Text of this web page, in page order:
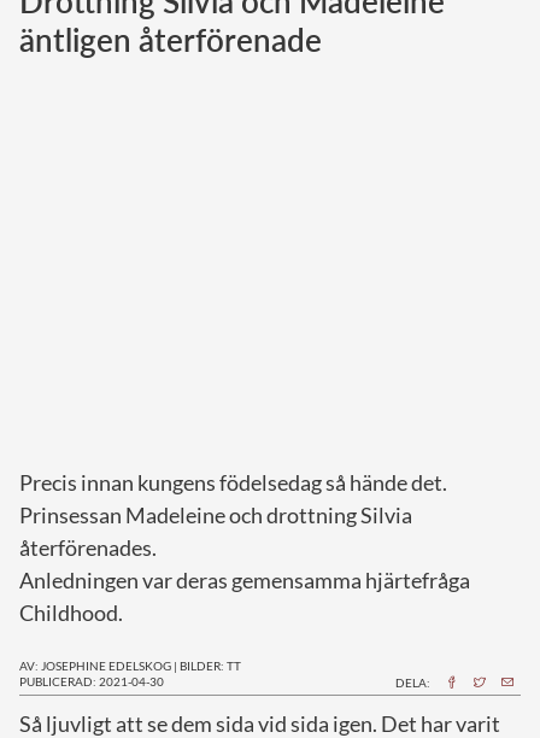
Norska kungahuset
äntligen återförenade
Precis innan kungens födelsedag så hände det.
Prinsessan Madeleine och drottning Silvia
återförenades.
Anledningen var deras gemensamma hjärtefråga
Childhood.
AV: JOSEPHINE EDELSKOG | BILDER: TT
PUBLICERAD: 2021-04-30
DELA:
Så ljuvligt att se dem sida vid sida igen. Det har varit